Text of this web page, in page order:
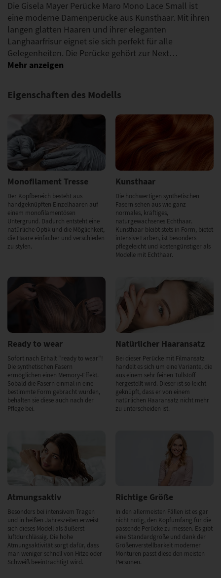
Die Gisela Mayer Perücke Maro Mono Lace Small ist
eine moderne Damenperücke aus Kunsthaar. Mit ihren
langen glatten Haaren und ihrer eleganten
Langhaarfrisur eignet sie sich perfekt für alle
Gelegenheiten. Die Perücke gehört zur Next…
Eigenschaften des Modells
Monofilament Tresse
Der Kopfbereich besteht aus
handgeknüpften Einzelhaaren auf
einem monofilamentösen
Untergrund. Dadurch entsteht eine
natürliche Optik und die Möglichkeit,
die Haare einfacher und verschieden
zu stylen.
Kunsthaar
Die hochwertigen synthetischen
Fasern sehen aus wie ganz
normales, kräftiges,
naturgewachsenes Echthaar.
Kunsthaar bleibt stets in Form, bietet
intensive Farben, ist besonders
pflegeleicht und kostengünstiger als
Modelle mit Echthaar.
Ready to wear
Sofort nach Erhalt "ready to wear"!
Die synthetischen Fasern
ermöglichen einen Memory-Effekt.
Sobald die Fasern einmal in eine
bestimmte Form gebracht wurden,
behalten sie diese auch nach der
Pflege bei.
Natürlicher Haaransatz
Bei dieser Perücke mit Filmansatz
handelt es sich um eine Variante, die
aus einem sehr feinen Tüllstoff
hergestellt wird. Dieser ist so leicht
geknüpft, dass er von einem
natürlichen Haaransatz nicht mehr
zu unterscheiden ist.
Atmungsaktiv
Besonders bei intensivem Tragen
und in heißen Jahreszeiten erweist
sich dieses Modell als äußerst
luftdurchlässig. Die hohe
Atmungsaktivität sorgt dafür, dass
man weniger schnell von Hitze oder
Schweiß beeinträchtigt wird.
Richtige Größe
In den allermeisten Fällen ist es gar
nicht nötig, den Kopfumfang für die
passende Perücke zu messen. Es gibt
eine Standardgröße und dank der
Größenverstellbarkeit moderner
Monturen passt diese den meisten
Personen.